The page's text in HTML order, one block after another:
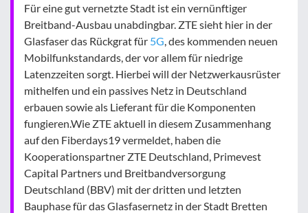
Für eine gut vernetzte Stadt ist ein vernünftiger
Breitband-Ausbau unabdingbar. ZTE sieht hier in der
Glasfaser das Rückgrat für 5G , des kommenden neuen
Mobilfunkstandards, der vor allem für niedrige
Latenzzeiten sorgt. Hierbei will der Netzwerkausrüster
mithelfen und ein passives Netz in Deutschland
erbauen sowie als Lieferant für die Komponenten
fungieren.Wie ZTE aktuell in diesem Zusammenhang
auf den Fiberdays19 vermeldet, haben die
Kooperationspartner ZTE Deutschland, Primevest
Capital Partners und Breitbandversorgung
Deutschland (BBV) mit der dritten und letzten
Bauphase für das Glasfasernetz in der Stadt Bretten